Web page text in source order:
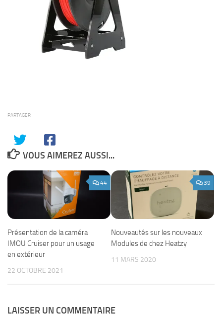
PARTAGER
VOUS AIMEREZ AUSSI...
44
Présentation de la caméra
IMOU Cruiser pour un usage
en extérieur
22 OCTOBRE 2021
39
Nouveautés sur les nouveaux
Modules de chez Heatzy
11 MARS 2020
LAISSER UN COMMENTAIRE